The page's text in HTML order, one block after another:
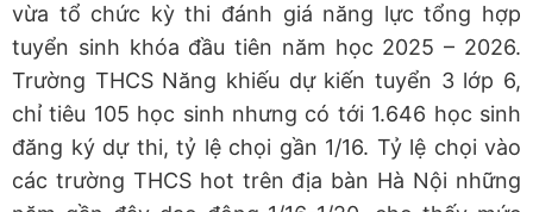
vừa tổ chức kỳ thi đánh giá năng lực tổng hợp
tuyển sinh khóa đầu tiên năm học 2025 – 2026.
Trường THCS Năng khiếu dự kiến tuyển 3 lớp 6,
chỉ tiêu 105 học sinh nhưng có tới 1.646 học sinh
đăng ký dự thi, tỷ lệ chọi gần 1/16. Tỷ lệ chọi vào
các trường THCS hot trên địa bàn Hà Nội những